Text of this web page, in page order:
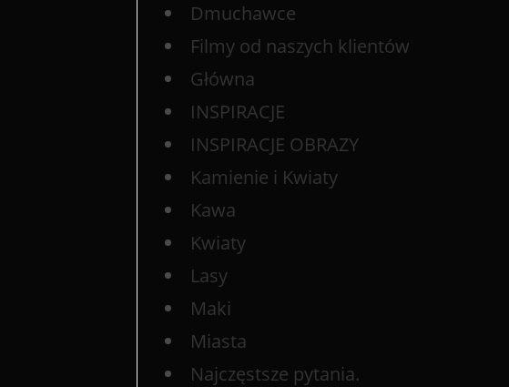
Dmuchawce
Filmy od naszych klientów
Główna
INSPIRACJE
INSPIRACJE OBRAZY
Kamienie i Kwiaty
Kawa
Kwiaty
Lasy
Maki
Miasta
Najczęstsze pytania.